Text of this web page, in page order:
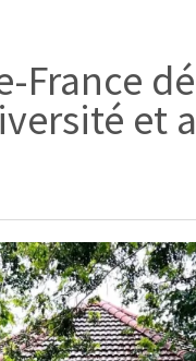
France
et